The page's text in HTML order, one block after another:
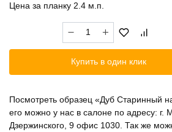
Цена за планку 2.4 м.п.
Количество
товара
Старинный
Купить в один клик
Посмотреть образец «Дуб Старинный
его можно у нас в салоне по адресу: г.
Дзержинского, 9 офис 1030. Так же